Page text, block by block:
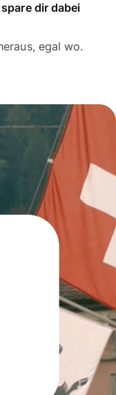
dir dabei
egal wo.